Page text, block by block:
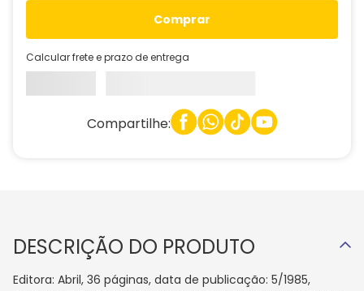
comprar
Calcular frete e prazo de entrega
Compartilhe:
DESCRIÇÃO DO PRODUTO
Editora: Abril, 36 páginas, data de publicação: 5/1985,